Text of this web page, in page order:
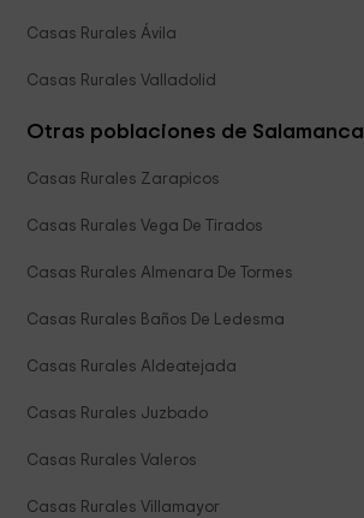
Casas Rurales Ávila
Casas Rurales Valladolid
Otras poblaciones de Salamanca
Casas Rurales Zarapicos
Casas Rurales Vega De Tirados
Casas Rurales Almenara De Tormes
Casas Rurales Baños De Ledesma
Casas Rurales Aldeatejada
Casas Rurales Juzbado
Casas Rurales Valeros
Casas Rurales Villamayor